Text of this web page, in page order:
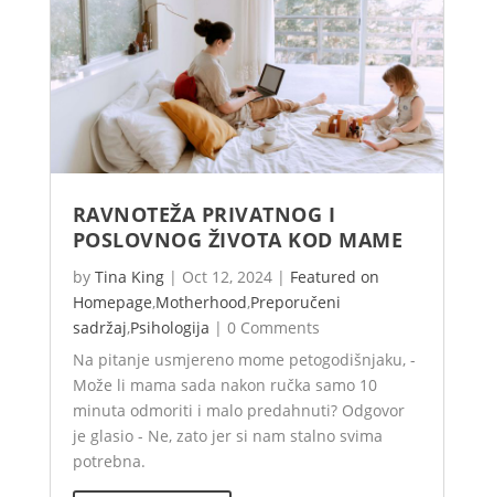
RAVNOTEŽA PRIVATNOG I
POSLOVNOG ŽIVOTA KOD MAME
by Tina King | Oct 12, 2024 | Featured on
Homepage,Motherhood,Preporučeni
sadržaj,Psihologija | 0 Comments
Na pitanje usmjereno mome petogodišnjaku, -
Može li mama sada nakon ručka samo 10
minuta odmoriti i malo predahnuti? Odgovor
je glasio - Ne, zato jer si nam stalno svima
potrebna.